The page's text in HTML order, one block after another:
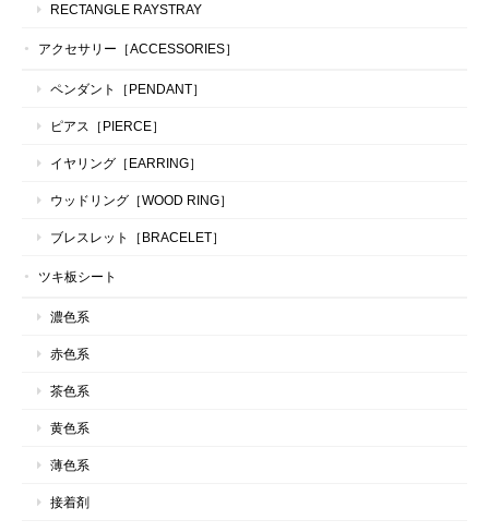
RECTANGLE RAYSTRAY
アクセサリー［ACCESSORIES］
ペンダント［PENDANT］
ピアス［PIERCE］
イヤリング［EARRING］
ウッドリング［WOOD RING］
ブレスレット［BRACELET］
ツキ板シート
濃色系
赤色系
茶色系
黄色系
薄色系
接着剤